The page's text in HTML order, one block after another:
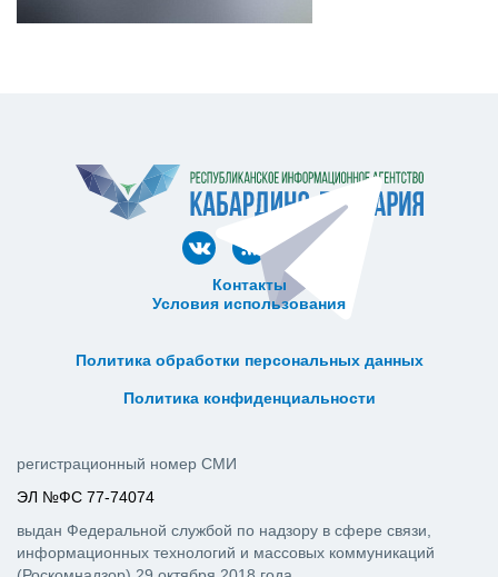
Контакты
Условия использования
Политика обработки персональных данных
Политика конфиденциальности
регистрационный номер СМИ
ЭЛ №ФС 77-74074
выдан Федеральной службой по надзору в сфере связи,
информационных технологий и массовых коммуникаций